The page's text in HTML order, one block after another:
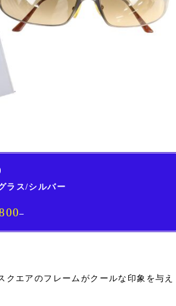
ラス/シルバー
–
クエアのフレームがクールな印象を与え